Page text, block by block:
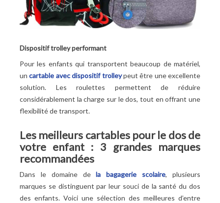
Dispositif trolley performant
Pour les enfants qui transportent beaucoup de matériel,
uncartable avec dispositif trolleypeut être une excellente
solution. Les roulettes permettent de réduire
considérablement la charge sur le dos, tout en offrant une
flexibilité de transport.
Les meilleurs cartables pour le dos de
votre enfant : 3 grandes marques
recommandées
Dans le domaine dela bagagerie scolaire, plusieurs
marques se distinguent par leur souci de la santé du dos
des enfants. Voici une sélection des meilleures d’entre